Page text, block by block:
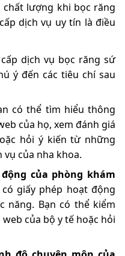
lượng khi bọc răng
dịch vụ uy tín là điều
dịch vụ bọc răng sứ
ý đến các tiêu chí sau
có thể tìm hiểu thông
của họ, xem đánh giá
hỏi ý kiến từ những
của nha khoa.
của phòng khám
giấy phép hoạt động
năng. Bạn có thể kiểm
của bộ y tế hoặc hỏi